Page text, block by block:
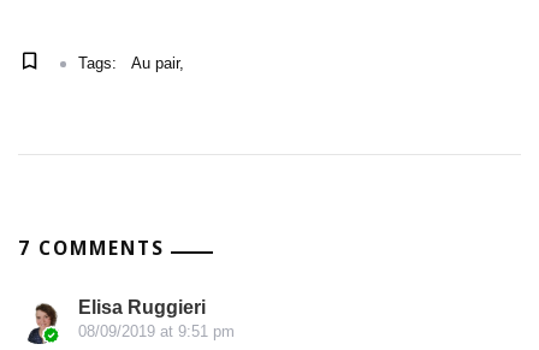
Tags: Au pair
7 COMMENTS
Elisa Ruggieri
08/09/2019 at 9:51 pm